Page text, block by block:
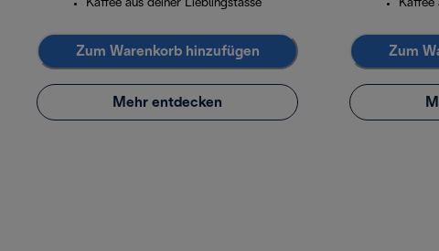
Kaffee aus deiner Lieblingstasse
Zum Warenkorb hinzufügen
Mehr entdecken
Kaffee
Zum